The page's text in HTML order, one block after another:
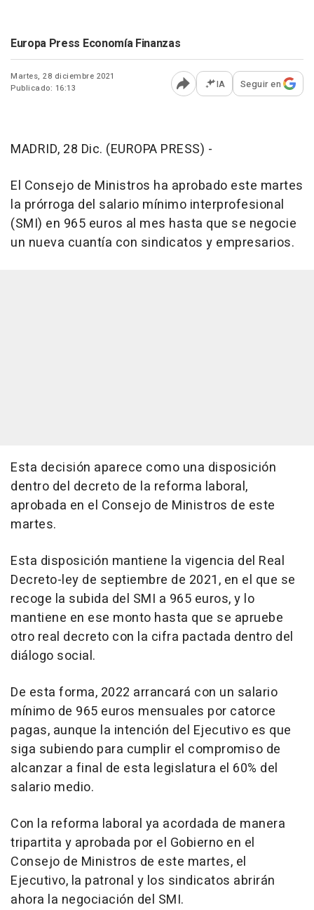
Europa Press Economía Finanzas
Martes, 28 diciembre 2021
Publicado: 16:13
Abrir opciones para
IA Seguir en
MADRID, 28 Dic. (EUROPA PRESS) -
El Consejo de Ministros ha aprobado este martes
la prórroga del salario mínimo interprofesional
(SMI) en 965 euros al mes hasta que se negocie
un nueva cuantía con sindicatos y empresarios.
Esta decisión aparece como una disposición
dentro del decreto de la reforma laboral,
aprobada en el Consejo de Ministros de este
martes.
Esta disposición mantiene la vigencia del Real
Decreto-ley de septiembre de 2021, en el que se
recoge la subida del SMI a 965 euros, y lo
mantiene en ese monto hasta que se apruebe
otro real decreto con la cifra pactada dentro del
diálogo social.
De esta forma, 2022 arrancará con un salario
mínimo de 965 euros mensuales por catorce
pagas, aunque la intención del Ejecutivo es que
siga subiendo para cumplir el compromiso de
alcanzar a final de esta legislatura el 60% del
salario medio.
Con la reforma laboral ya acordada de manera
tripartita y aprobada por el Gobierno en el
Consejo de Ministros de este martes, el
Ejecutivo, la patronal y los sindicatos abrirán
ahora la negociación del SMI.